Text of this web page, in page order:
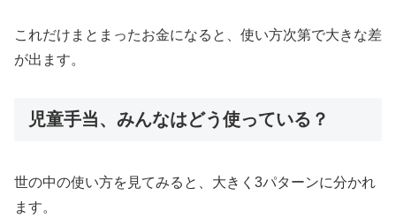
これだけまとまったお金になると、使い方次第で大きな差
が出ます。
児童手当、みんなはどう使っている？
世の中の使い方を見てみると、大きく3パターンに分かれ
ます。